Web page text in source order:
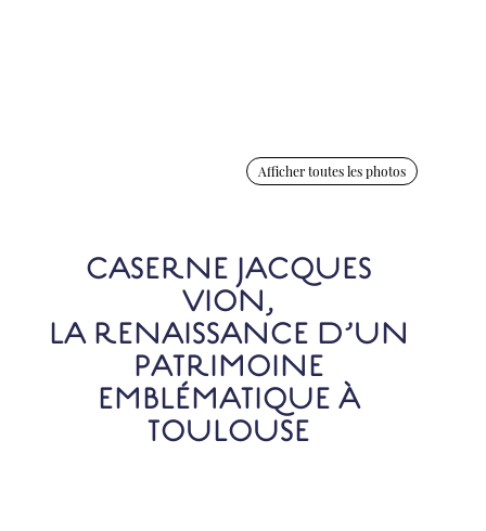
Afficher toutes les photos
CASERNE JACQUES
VION,
LA RENAISSANCE D’UN
PATRIMOINE
EMBLÉMATIQUE À
TOULOUSE